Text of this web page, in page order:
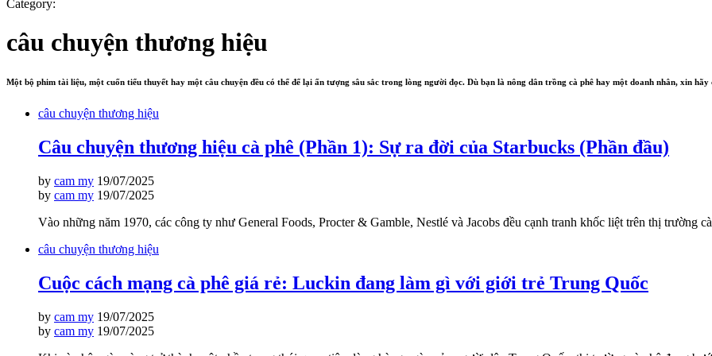
Category:
câu chuyện thương hiệu
Một bộ phim tài liệu, một cuốn tiểu thuyết hay một câu chuyện đều có thể để lại ấn tượng sâu sắc trong lòng người đọc. Dù bạn là nông dân trồng cà phê hay một doanh nhân, xin
câu chuyện thương hiệu
Câu chuyện thương hiệu cà phê (Phần 1): Sự ra đời của Starbucks (Phần đầu)
by cam my 19/07/2025
by cam my 19/07/2025
Vào những năm 1970, các công ty như General Foods, Procter & Gamble, Nestlé và Jacobs đều cạnh tranh khốc liệt trên thị trường
câu chuyện thương hiệu
Cuộc cách mạng cà phê giá rẻ: Luckin đang làm gì với giới trẻ Trung Quốc
by cam my 19/07/2025
by cam my 19/07/2025